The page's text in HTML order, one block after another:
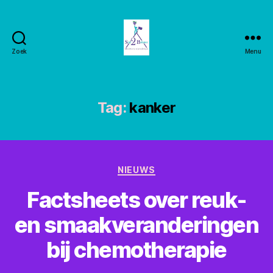
Zoek Menu
Tag: kanker
Categorieën
NIEUWS
Factsheets over reuk-
en smaakveranderingen
bij chemotherapie